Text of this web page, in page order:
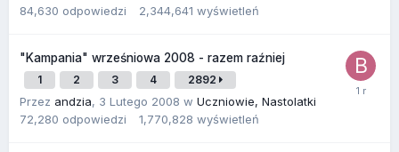
84,630 odpowiedzi 2,344,641 wyświetleń
"Kampania" wrześniowa 2008 - razem raźniej
1 2 3 4 2892
Przez andzia, 3 Lutego 2008 w Uczniowie, Nastolatki
72,280 odpowiedzi 1,770,828 wyświetleń